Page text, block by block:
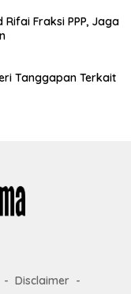
Rifai Fraksi PPP, Jaga
Tanggapan Terkait
Disclaimer